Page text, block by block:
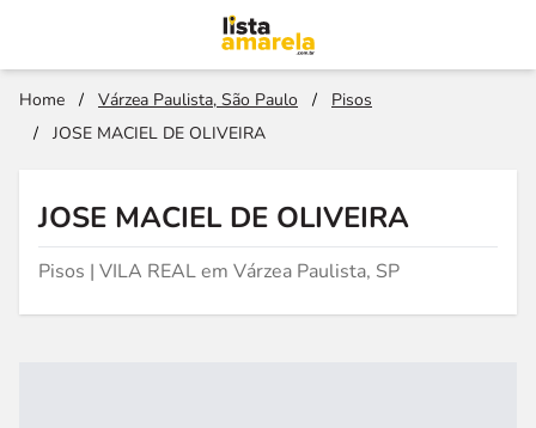
Home / Várzea Paulista, São Paulo /
Pisos
/
JOSE MACIEL DE OLIVEIRA
JOSE MACIEL DE OLIVEIRA
Pisos | VILA REAL em Várzea Paulista, SP